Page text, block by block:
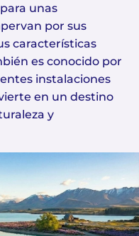
unas
por sus
características
es conocido por
instalaciones
en un destino
y